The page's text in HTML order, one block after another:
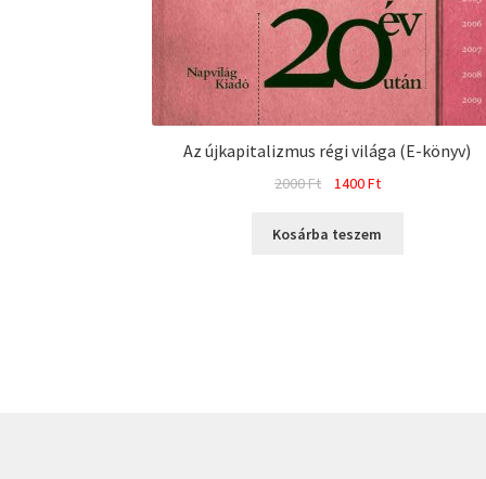
Az újkapitalizmus régi világa (E-könyv)
2000Ft
Original
was:
1400FtCurrent
is:
Kosárba teszem